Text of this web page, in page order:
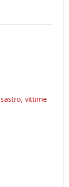
vittime